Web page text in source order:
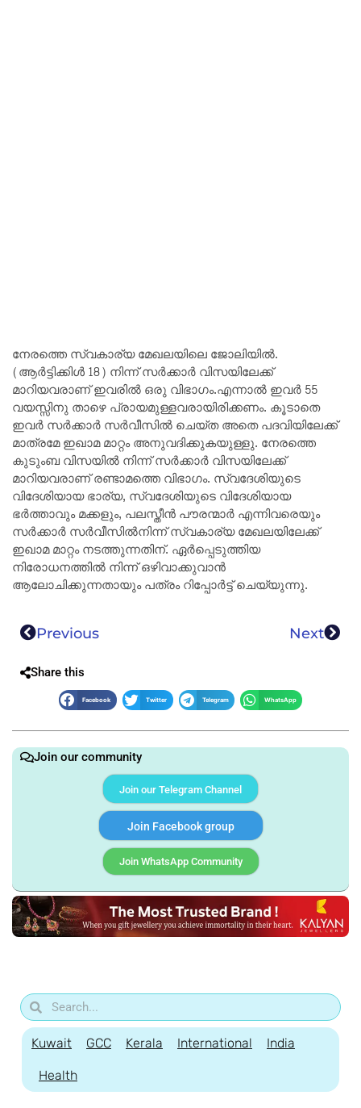
നേരത്തെ സ്വകാര്യ മേഖലയിലെ ജോലിയിൽ.
(ആർട്ടിക്കിൾ 18) നിന്ന് സർക്കാർ വിസയിലേക്ക്
മാറിയവരാണ് ഇവരിൽ ഒരു വിഭാഗം.എന്നാൽ ഇവർ 55
വയസ്സിനു താഴെ പ്രായമുള്ളവരായിരിക്കണം. കൂടാതെ
ഇവർ സർക്കാർ സർവീസിൽ ചെയ്ത അതെ പദവിയിലേക്ക്
മാത്രമേ ഇഖാമ മാറ്റം അനുവദിക്കുകയുള്ളു. നേരത്തെ
കുടുംബ വിസയിൽ നിന്ന് സർക്കാർ വിസയിലേക്ക്
മാറിയവരാണ് രണ്ടാമത്തെ വിഭാഗം. സ്വദേശിയുടെ
വിദേശിയായ ഭാര്യ, സ്വദേശിയുടെ വിദേശിയായ
ഭർത്താവും മക്കളും, പലസ്തീൻ പൗരന്മാർ എന്നിവരെയും
സർക്കാർ സർവീസിൽനിന്ന് സ്വകാര്യ മേഖലയിലേക്ക്
ഇഖാമ മാറ്റം നടത്തുന്നതിന്. ഏർപ്പെടുത്തിയ
നിരോധനത്തിൽ നിന്ന് ഒഴിവാക്കുവാൻ
ആലോചിക്കുന്നതായും പത്രം റിപ്പോർട്ട് ചെയ്യുന്നു.
Previous Next
Share this
Facebook Twitter Telegram WhatsApp
Join our community
Join our Telegram Channel
Join Facebook group
Join WhatsApp Community
Kuwait GCC Kerala International India
Health